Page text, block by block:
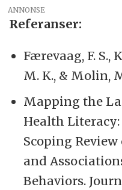
ANNONSE
Referanser:
Færevaag, F. S.,
M. K., & Molin,
Mapping the
Health
Scoping
and
Behaviors.